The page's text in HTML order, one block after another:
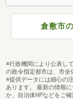
倉敷市
※行政機関により公表し
の政令指定都市は、市全
※提供データには細心の
あります。 最新の情報
か、自治体HPなどをご確